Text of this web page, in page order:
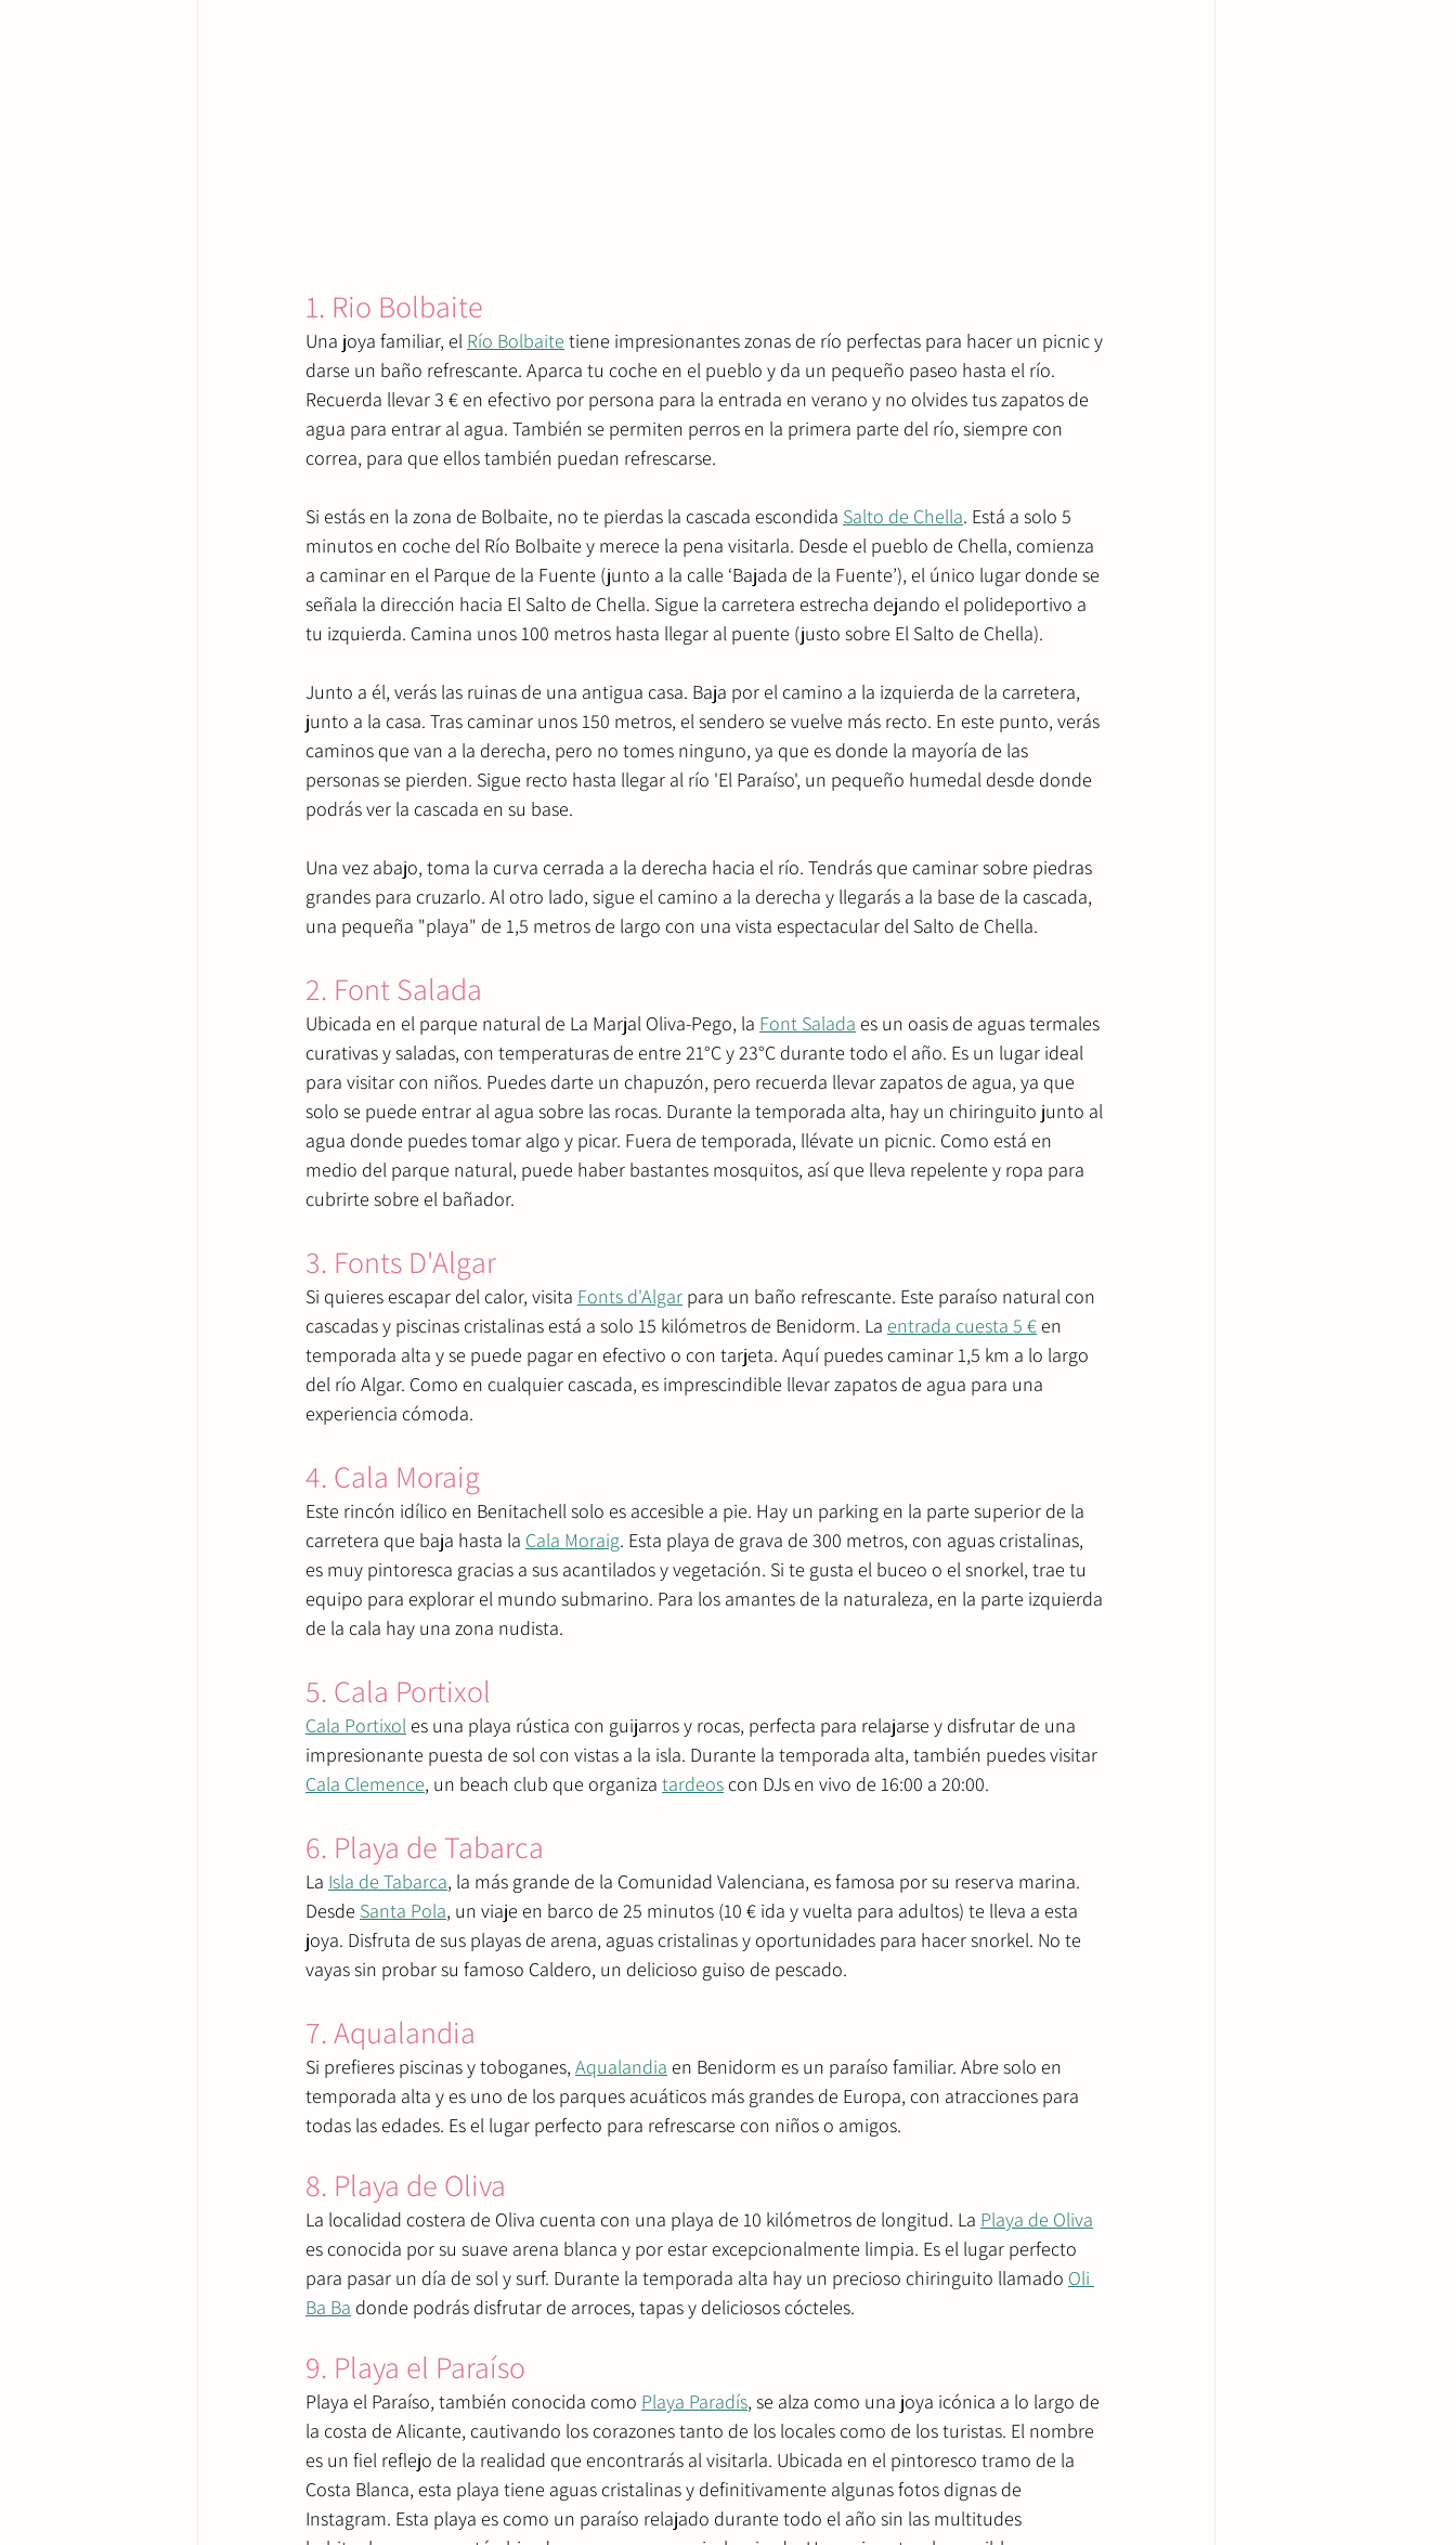
1. Rio Bolbaite
Una joya familiar, el Río Bolbaite tiene impresionantes zonas de río perfectas para hacer un picnic y
darse un baño refrescante. Aparca tu coche en el pueblo y da un pequeño paseo hasta el río.
Recuerda llevar 3 € en efectivo por persona para la entrada en verano y no olvides tus zapatos de
agua para entrar al agua. También se permiten perros en la primera parte del río, siempre con
correa, para que ellos también puedan refrescarse.
Si estás en la zona de Bolbaite, no te pierdas la cascada escondida Salto de Chella. Está a solo 5
minutos en coche del Río Bolbaite y merece la pena visitarla. Desde el pueblo de Chella, comienza
a caminar en el Parque de la Fuente (junto a la calle ‘Bajada de la Fuente’), el único lugar donde se
señala la dirección hacia El Salto de Chella. Sigue la carretera estrecha dejando el polideportivo a
tu izquierda. Camina unos 100 metros hasta llegar al puente (justo sobre El Salto de Chella).
Junto a él, verás las ruinas de una antigua casa. Baja por el camino a la izquierda de la carretera,
junto a la casa. Tras caminar unos 150 metros, el sendero se vuelve más recto. En este punto, verás
caminos que van a la derecha, pero no tomes ninguno, ya que es donde la mayoría de las
personas se pierden. Sigue recto hasta llegar al río 'El Paraíso', un pequeño humedal desde donde
podrás ver la cascada en su base.
Una vez abajo, toma la curva cerrada a la derecha hacia el río. Tendrás que caminar sobre piedras
grandes para cruzarlo. Al otro lado, sigue el camino a la derecha y llegarás a la base de la cascada,
una pequeña "playa" de 1,5 metros de largo con una vista espectacular del Salto de Chella.
2. Font Salada
Ubicada en el parque natural de La Marjal Oliva-Pego, la Font Salada es un oasis de aguas termales
curativas y saladas, con temperaturas de entre 21°C y 23°C durante todo el año. Es un lugar ideal
para visitar con niños. Puedes darte un chapuzón, pero recuerda llevar zapatos de agua, ya que
solo se puede entrar al agua sobre las rocas. Durante la temporada alta, hay un chiringuito junto al
agua donde puedes tomar algo y picar. Fuera de temporada, llévate un picnic. Como está en
medio del parque natural, puede haber bastantes mosquitos, así que lleva repelente y ropa para
cubrirte sobre el bañador.
3. Fonts D'Algar
Si quieres escapar del calor, visita Fonts d'Algar para un baño refrescante. Este paraíso natural con
cascadas y piscinas cristalinas está a solo 15 kilómetros de Benidorm. La entrada cuesta 5 € en
temporada alta y se puede pagar en efectivo o con tarjeta. Aquí puedes caminar 1,5 km a lo largo
del río Algar. Como en cualquier cascada, es imprescindible llevar zapatos de agua para una
experiencia cómoda.
4. Cala Moraig
Este rincón idílico en Benitachell solo es accesible a pie. Hay un parking en la parte superior de la
carretera que baja hasta la Cala Moraig. Esta playa de grava de 300 metros, con aguas cristalinas,
es muy pintoresca gracias a sus acantilados y vegetación. Si te gusta el buceo o el snorkel, trae tu
equipo para explorar el mundo submarino. Para los amantes de la naturaleza, en la parte izquierda
de la cala hay una zona nudista.
5. Cala Portixol
Cala Portixol es una playa rústica con guijarros y rocas, perfecta para relajarse y disfrutar de una
impresionante puesta de sol con vistas a la isla. Durante la temporada alta, también puedes visitar
Cala Clemence, un beach club que organiza tardeos con DJs en vivo de 16:00 a 20:00.
6. Playa de Tabarca
La Isla de Tabarca, la más grande de la Comunidad Valenciana, es famosa por su reserva marina.
Desde Santa Pola, un viaje en barco de 25 minutos (10 € ida y vuelta para adultos) te lleva a esta
joya. Disfruta de sus playas de arena, aguas cristalinas y oportunidades para hacer snorkel. No te
vayas sin probar su famoso Caldero, un delicioso guiso de pescado.
7. Aqualandia
Si prefieres piscinas y toboganes, Aqualandia en Benidorm es un paraíso familiar. Abre solo en
temporada alta y es uno de los parques acuáticos más grandes de Europa, con atracciones para
todas las edades. Es el lugar perfecto para refrescarse con niños o amigos.
8. Playa de Oliva
La localidad costera de Oliva cuenta con una playa de 10 kilómetros de longitud. La Playa de Oliva
es conocida por su suave arena blanca y por estar excepcionalmente limpia. Es el lugar perfecto
para pasar un día de sol y surf. Durante la temporada alta hay un precioso chiringuito llamado Oli
Ba Ba donde podrás disfrutar de arroces, tapas y deliciosos cócteles.
9. Playa el Paraíso
Playa el Paraíso, también conocida como Playa Paradís, se alza como una joya icónica a lo largo de
la costa de Alicante, cautivando los corazones tanto de los locales como de los turistas. El nombre
es un fiel reflejo de la realidad que encontrarás al visitarla. Ubicada en el pintoresco tramo de la
Costa Blanca, esta playa tiene aguas cristalinas y definitivamente algunas fotos dignas de
Instagram. Esta playa es como un paraíso relajado durante todo el año sin las multitudes